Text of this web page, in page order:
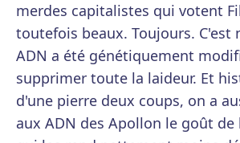
merdes capitalistes qui votent
toutefois beaux. Toujours. C'est
ADN a été génétiquement
supprimer toute la laideur. Et
d'une pierre deux coups, on a
aux ADN des Apollon le goût de